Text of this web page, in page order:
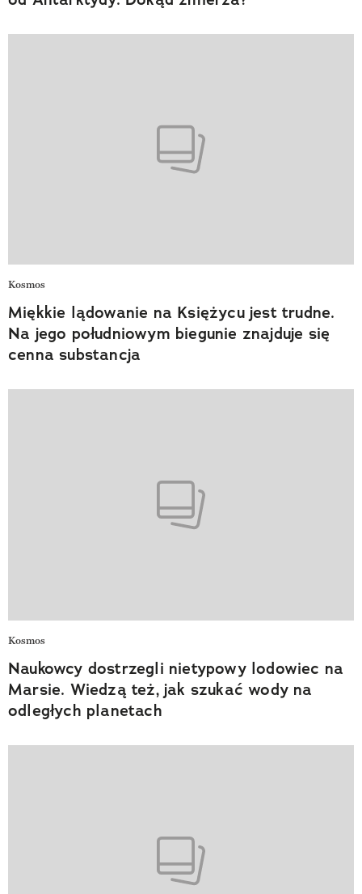
Kosmos
Miękkie lądowanie na Księżycu jest trudne.
Na jego południowym biegunie znajduje się
cenna substancja
Kosmos
Naukowcy dostrzegli nietypowy lodowiec na
Marsie. Wiedzą też, jak szukać wody na
odległych planetach